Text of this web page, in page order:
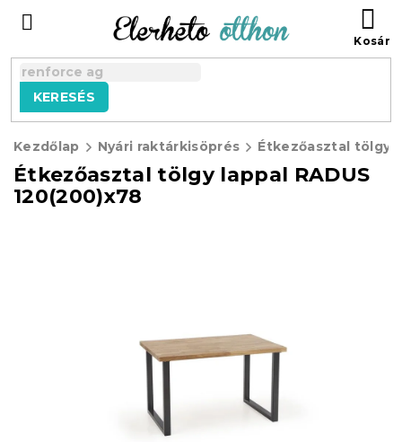
tartalomhoz
KERESÉS
Kezdőlap Nyári raktárkisöprés
Étkezőasztal tölgy lappal RADUS
120(200)x78